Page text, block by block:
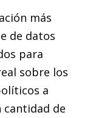
más
de datos
para
sobre los
a
de